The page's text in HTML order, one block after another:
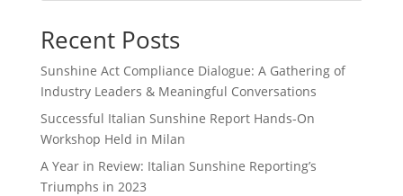
Recent Posts
Sunshine Act Compliance Dialogue: A Gathering of
Industry Leaders & Meaningful Conversations
Successful Italian Sunshine Report Hands-On
Workshop Held in Milan
A Year in Review: Italian Sunshine Reporting’s
Triumphs in 2023